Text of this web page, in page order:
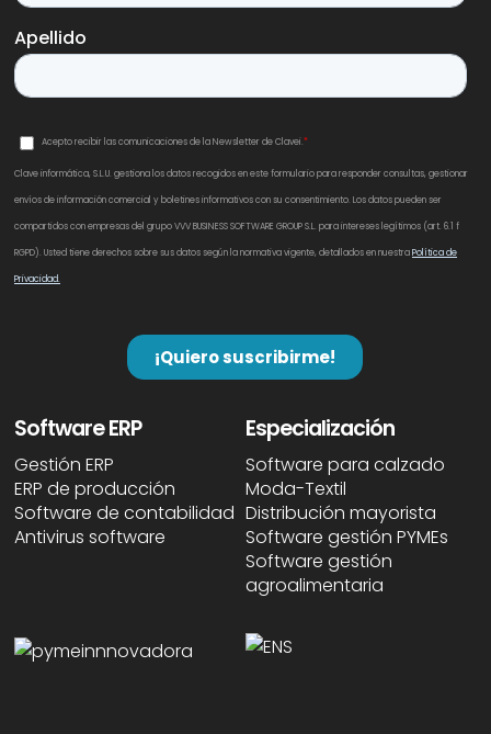
Software ERP
Gestión ERP
ERP de producción
Software de contabilidad
Antivirus software
Especialización
Software para calzado
Moda-Textil
Distribución mayorista
Software gestión PYMEs
Software gestión
agroalimentaria